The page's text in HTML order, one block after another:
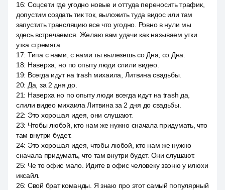
16: Соцсети где угодно новые и оттуда переносить трафик,
допустим создать тик ток, выложить туда видос или там
запустить трансляцию все что угодно. Ровно в нули мы
здесь встречаемся. Желаю вам удачи как называем утки
утка стремяга.
17: Типа с нами, с нами ты вылезешь со Дна, со Дна.
18: Наверха, но по опыту люди слили видео.
19: Всегда идут на trash михаила, Литвина свадьбы.
20: Да, за 2 дня до.
21: Наверха но по опыту люди всегда идут на trash да,
слили видео михаила Литвина за 2 дня до свадьбы.
22: Это хорошая идея, они слушают.
23: Чтобы любой, кто нам же нужно сначала придумать, что
там внутри будет.
24: Это хорошая идея, чтобы любой, кто нам же нужно
сначала придумать, что там внутри будет. Они слушают.
25: Че то офис мало. Идите в офис человеку звоню у илюхи
иксайл.
26: Свой брат команды. Я знаю про этот самый популярный